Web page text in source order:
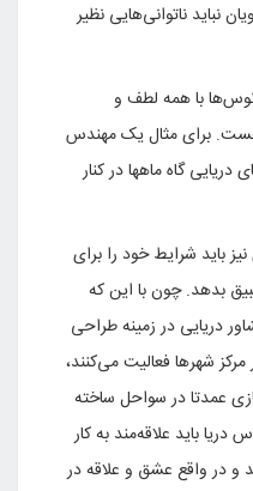
نباید ناتوانی‌هایی نظیر
با همه لطف و
هست. برای مثال یک مهندس
گاه ماهها در کنار
شرایط خود را برای
بدهد. چون با این که
دریایی در زمینه طراحی
مرکز شهرها فعالیت می‌کنند،
عمدتا در سواحل ساخته
باید علاقه‌مند به کار
و در واقع عشق و علاقه در